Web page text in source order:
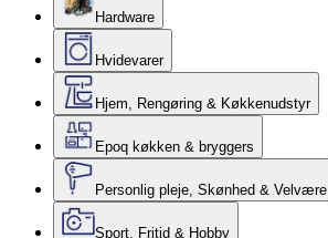
Hardware
Hvidevarer
Hjem, Rengøring & Køkkenudstyr
Epoq køkken & bryggers
Personlig pleje, Skønhed & Velvære
Sport, Fritid & Hobby